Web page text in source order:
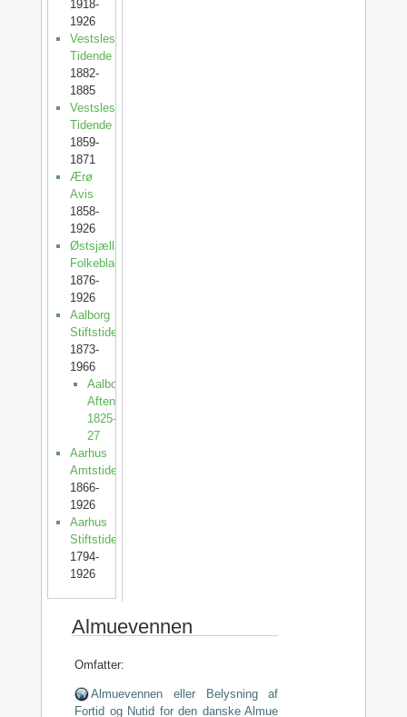
1918-
1926
Vestslesvigs
Tidende
1882-
1885
Vestslesvigsk
Tidende
1859-
1871
Ærø
Avis
1858-
1926
Østsjællands
Folkeblad
1876-
1926
Aalborg
Stiftstidende
1873-
1966
Aalborg
Aftenblad
1825-
27
Aarhus
Amtstidende
1866-
1926
Aarhus
Stiftstidende
1794-
1926
Almuevennen
Omfatter:
Almuevennen eller Belysning af
Fortid og Nutid for den danske Almue